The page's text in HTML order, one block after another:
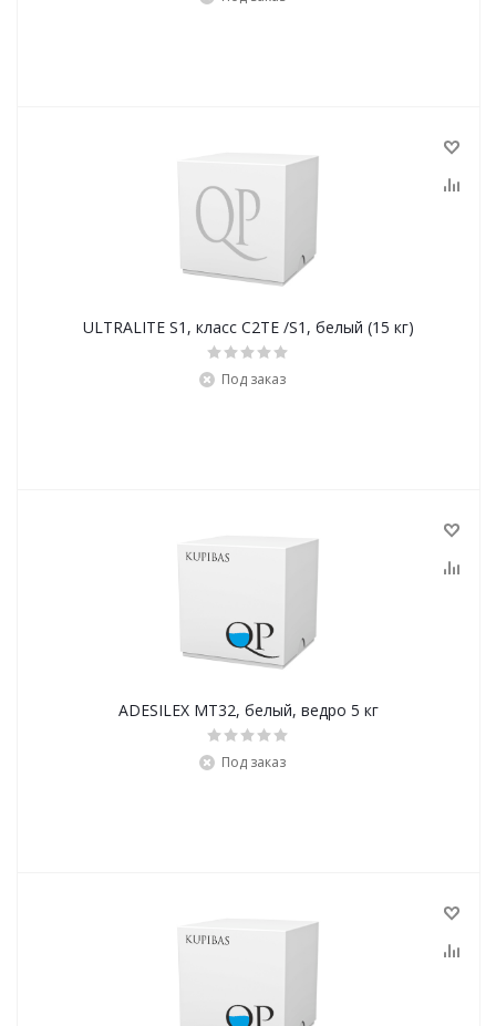
ULTRALITE S1, класс С2ТЕ /S1, белый (15 кг)
Под заказ
ADESILEX MT32, белый, ведро 5 кг
Под заказ